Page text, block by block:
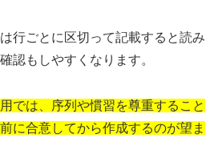
行ごとに区切って記載すると読み
認もしやすくなります。
では、序列や慣習を尊重すること
に合意してから作成するのが望ま